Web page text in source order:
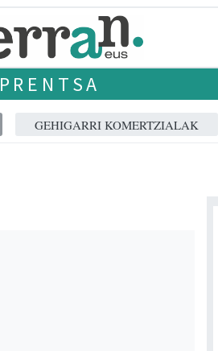
PRENTSA
GEHIGARRI KOMERTZIALAK